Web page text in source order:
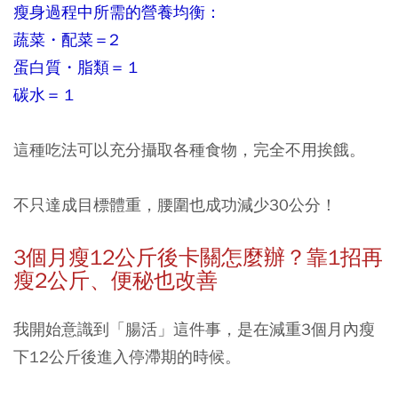
瘦身過程中所需的營養均衡：
蔬菜・配菜＝2
蛋白質・脂類＝１
碳水＝１
這種吃法可以充分攝取各種食物，完全不用挨餓。
不只達成目標體重，腰圍也成功減少30公分！
3個月瘦12公斤後卡關怎麼辦？靠1招再
瘦2公斤、便秘也改善
我開始意識到「腸活」這件事，是在減重3個月內瘦
下12公斤後進入停滯期的時候。